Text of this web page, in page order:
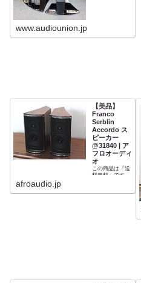
www.audiounion.jp
【美品】
Franco
Serblin
Accordo ス
ピーカー
@31840 | ア
フロオーディ
オ
この商品は『送
料無料』です。
afroaudio.jp